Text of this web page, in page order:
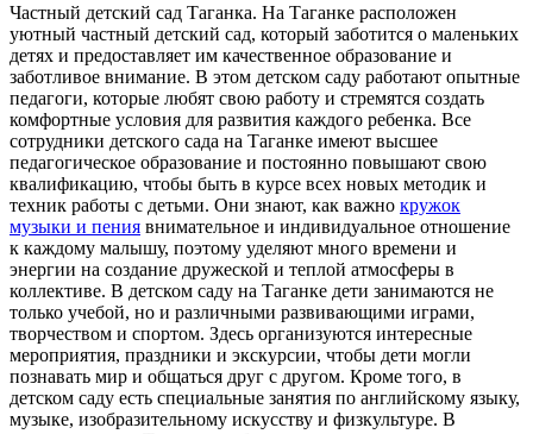
Чaстный дeтский сaд Тaгaнкa. На Таганке расположен
уютный частный детский сад, который заботится о маленьких
детях и предоставляет им качественное образование и
заботливое внимание. В этом детском саду работают опытные
педагоги, которые любят свою работу и стремятся создать
комфортные условия для развития каждого ребенка. Все
сотрудники детского сада на Таганке имеют высшее
педагогическое образование и постоянно повышают свою
квалификацию, чтобы быть в курсе всех новых методик и
техник работы с детьми. Они знают, как важно кружок
музыки и пения внимательное и индивидуальное отношение
к каждому малышу, поэтому уделяют много времени и
энергии на создание дружеской и теплой атмосферы в
коллективе. В детском саду на Таганке дети занимаются не
только учебой, но и различными развивающими играми,
творчеством и спортом. Здесь организуются интересные
мероприятия, праздники и экскурсии, чтобы дети могли
познавать мир и общаться друг с другом. Кроме того, в
детском саду есть специальные занятия по английскому языку,
музыке, изобразительному искусству и физкультуре. В